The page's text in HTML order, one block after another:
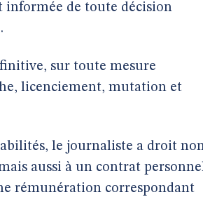
informée de toute décision
sur toute mesure
licenciement, mutation et
le journaliste a droit
aussi à un contrat
rémunération correspondant